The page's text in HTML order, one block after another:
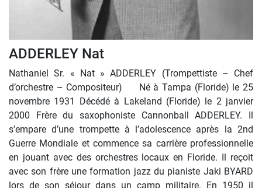
ADDERLEY Nat
Nathaniel Sr. « Nat » ADDERLEY (Trompettiste – Chef
d’orchestre – Compositeur) Né à Tampa (Floride) le 25
novembre 1931 Décédé à Lakeland (Floride) le 2 janvier
2000 Frère du saxophoniste Cannonball ADDERLEY. Il
s’empare d’une trompette à l’adolescence après la 2nd
Guerre Mondiale et commence sa carrière professionnelle
en jouant avec des orchestres locaux en Floride. Il reçoit
avec son frère une formation jazz du pianiste Jaki BYARD
lors de son séjour dans un camp militaire. En 1950 il